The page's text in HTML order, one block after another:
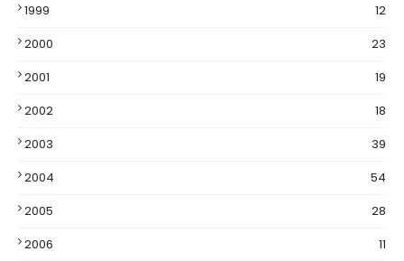
1999
12
2000
23
2001
19
2002
18
2003
39
2004
54
2005
28
2006
11